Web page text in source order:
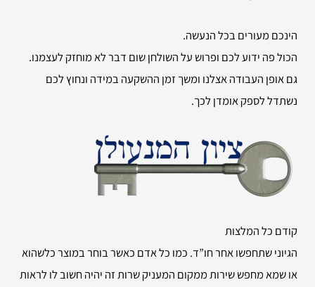
הינכם מעורים בכל הנעשה.
הכול פה ידוע לכם ופרוש על השולחן שום דבר לא מוחזק לעצמנו.
גם אופן העבודה אצלנו ומשך זמן ההשקעה במידה ונחוץ לכם
נשתדל לספק אומדן לכך.
קודם כל המלצות
הגיוני שתחפשו אחר חו”ד. כמו כל אדם כאשר בוחר במוצר כלשהוא
או שמא מחפש שירות ממקום המעניק שרות זה יהיה חשוב לו לראות